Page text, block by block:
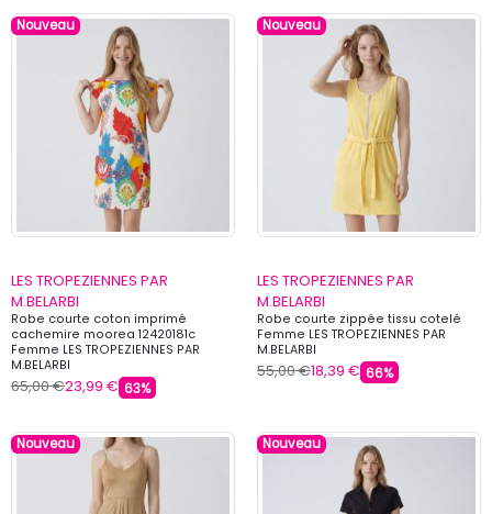
Nouveau
LES TROPEZIENNES PAR
M.BELARBI
Robe courte coton imprimé
cachemire moorea 12420181c
Femme LES TROPEZIENNES PAR
M.BELARBI
65,00 €23,99 € 63%
Nouveau
LES TROPEZIENNES PAR
M.BELARBI
Robe courte zippée tissu cotelé
Femme LES TROPEZIENNES PAR
M.BELARBI
55,00 €18,39 € 66%
Nouveau Nouveau